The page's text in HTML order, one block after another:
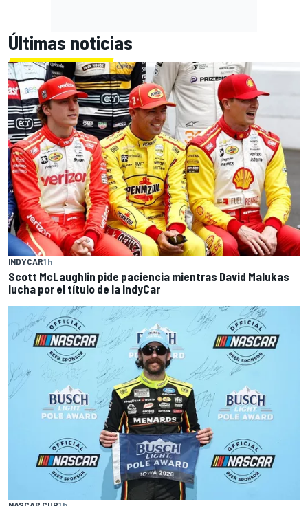
Últimas noticias
INDYCAR1 h
Scott McLaughlin pide paciencia mientras David Malukas
lucha por el título de la IndyCar